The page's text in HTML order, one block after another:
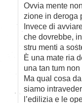
Ovvia ­mente
zione in deroga
Invece di
che dovrebbe,
stru ­menti a
È una mate ­ria
una tan ­tum
Ma qual ­cosa
siamo
l’edilizia e le